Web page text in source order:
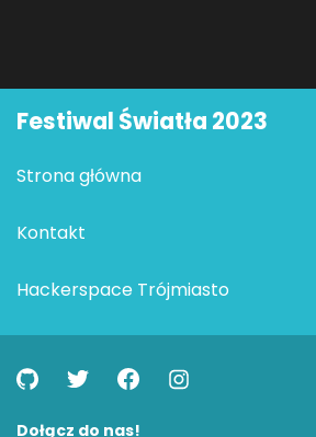
Festiwal Światła 2023
Strona główna
Kontakt
Hackerspace Trójmiasto
Dołącz do nas!